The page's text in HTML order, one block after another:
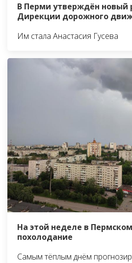
В Перми утверждён новый
Дирекции дорожного
Им стала Анастасия Гусева
На этой неделе в
похолодание
Самым тёплым днём